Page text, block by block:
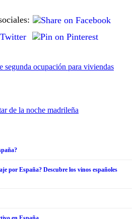
segunda ocupación para viviendas
de la noche madrileña
por España? Descubre los vinos españoles